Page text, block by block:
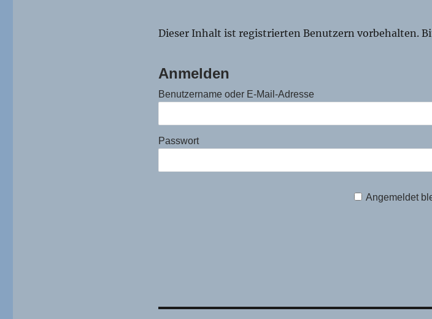
Dieser Inhalt ist registrierten Benutzern vorbehalten.
Anmelden
Benutzername oder E-Mail-Adresse
Passwort
Angemeldet